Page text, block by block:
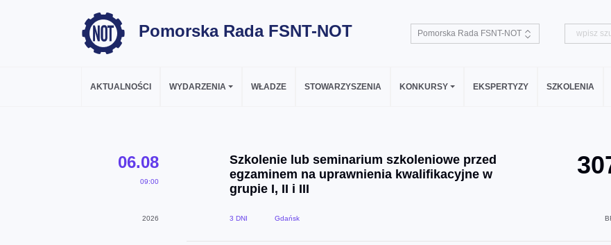
Pomorska Rada FSNT-NOT
AKTUALNOŚCI WYDARZENIA WŁADZE STOWARZYSZENIA KONKURSY EKSPERTYZY SZKOLENIA
06.08
09:00
Szkolenie lub seminarium szkoleniowe przed
egzaminem na uprawnienia kwalifikacyjne w
grupie I, II i III
2026 3 DNI Gdańsk